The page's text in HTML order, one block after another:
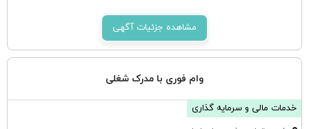
مشاهده جزئیات آگهی
وام فوری با مدرک شغلی
خدمات مالی و سرمایه گذاری